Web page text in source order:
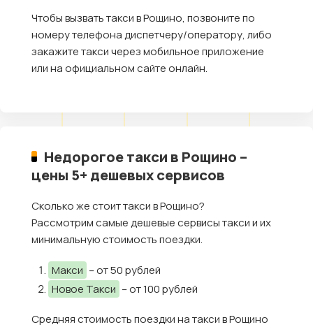
Чтобы вызвать такси в Рощино, позвоните по
номеру телефона диспетчеру/оператору, либо
закажите такси через мобильное приложение
или на официальном сайте онлайн.
Недорогое такси в Рощино –
цены 5+ дешевых сервисов
Сколько же стоит такси в Рощино?
Рассмотрим самые дешевые сервисы такси и их
минимальную стоимость поездки.
Макси – от 50 рублей
Новое Такси – от 100 рублей
Средняя стоимость поездки на такси в Рощино